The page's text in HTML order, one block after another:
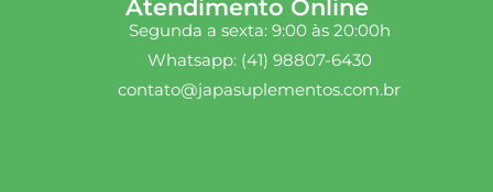
Atendimento Online
Segunda a sexta: 9:00 às 20:00h
Whatsapp: (41) 98807-6430
contato@japasuplementos.com.br